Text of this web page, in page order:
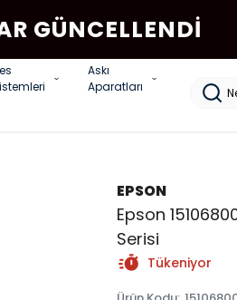
GÜNCELLENDI
Askı
Aparatları
EPSON
Epson
Serisi
Tükeniyor